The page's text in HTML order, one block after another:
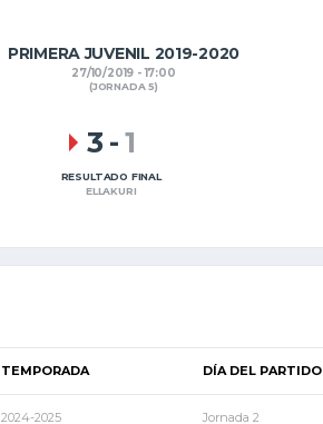
PRIMERA JUVENIL 2019-2020
27/10/2019 - 17:00
(JORNADA 5)
3 -1
RESULTADO FINAL
ELLAKURI
TEMPORADA DÍA DEL PARTIDO
2024-2025 Jornada 2